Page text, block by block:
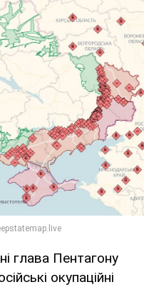
глава Пентагону
окупаційні